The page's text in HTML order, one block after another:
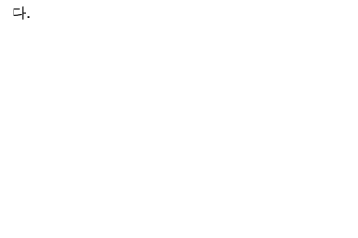
다.